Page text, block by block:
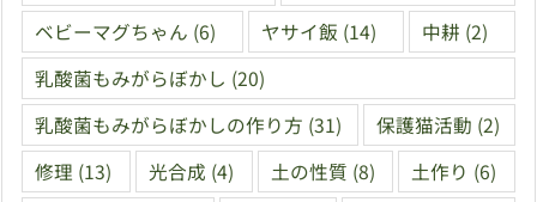
ベビーマグちゃん (6) ヤサイ飯 (14) 中耕 (2)
乳酸菌もみがらぼかし (20)
乳酸菌もみがらぼかしの作り方 (31) 保護猫活動 (2)
修理 (13) 光合成 (4) 土の性質 (8) 土作り (6)